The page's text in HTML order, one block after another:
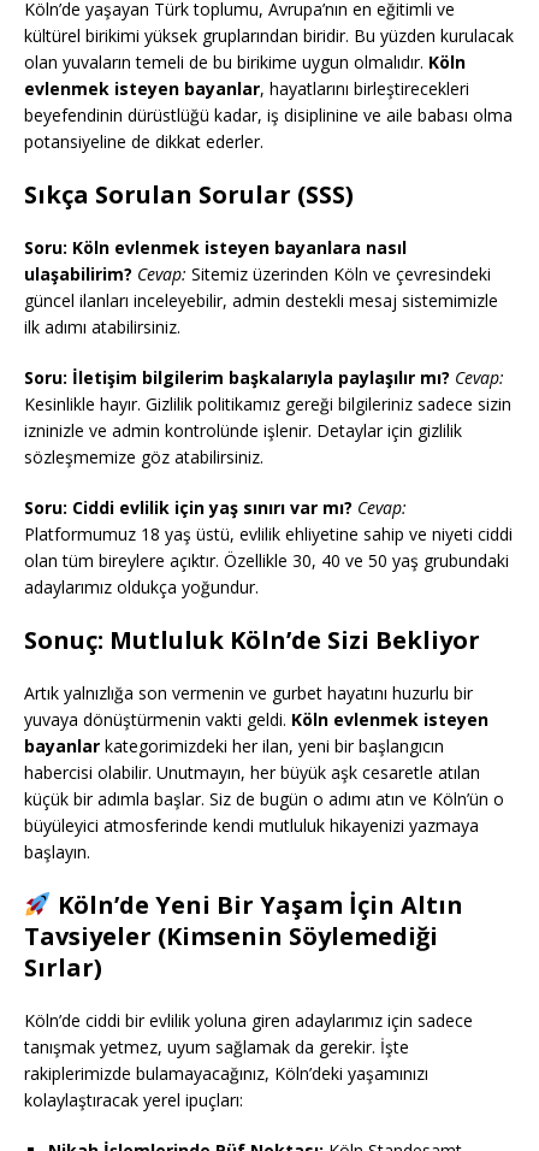
Köln’de yaşayan Türk toplumu, Avrupa’nın en eğitimli ve
kültürel birikimi yüksek gruplarından biridir. Bu yüzden kurulacak
olan yuvaların temeli de bu birikime uygun olmalıdır. Köln
evlenmek isteyen bayanlar, hayatlarını birleştirecekleri
beyefendinin dürüstlüğü kadar, iş disiplinine ve aile babası olma
potansiyeline de dikkat ederler.
Sıkça Sorulan Sorular (SSS)
Soru: Köln evlenmek isteyen bayanlara nasıl
ulaşabilirim? Cevap: Sitemiz üzerinden Köln ve çevresindeki
güncel ilanları inceleyebilir, admin destekli mesaj sistemimizle
ilk adımı atabilirsiniz.
Soru: İletişim bilgilerim başkalarıyla paylaşılır mı? Cevap:
Kesinlikle hayır. Gizlilik politikamız gereği bilgileriniz sadece sizin
izninizle ve admin kontrolünde işlenir. Detaylar için gizlilik
sözleşmemize göz atabilirsiniz.
Soru: Ciddi evlilik için yaş sınırı var mı? Cevap:
Platformumuz 18 yaş üstü, evlilik ehliyetine sahip ve niyeti ciddi
olan tüm bireylere açıktır. Özellikle 30, 40 ve 50 yaş grubundaki
adaylarımız oldukça yoğundur.
Sonuç: Mutluluk Köln’de Sizi Bekliyor
Artık yalnızlığa son vermenin ve gurbet hayatını huzurlu bir
yuvaya dönüştürmenin vakti geldi. Köln evlenmek isteyen
bayanlar kategorimizdeki her ilan, yeni bir başlangıcın
habercisi olabilir. Unutmayın, her büyük aşk cesaretle atılan
küçük bir adımla başlar. Siz de bugün o adımı atın ve Köln’ün o
büyüleyici atmosferinde kendi mutluluk hikayenizi yazmaya
başlayın.
Köln’de Yeni Bir Yaşam İçin Altın
Tavsiyeler (Kimsenin Söylemediği
Sırlar)
Köln’de ciddi bir evlilik yoluna giren adaylarımız için sadece
tanışmak yetmez, uyum sağlamak da gerekir. İşte
rakiplerimizde bulamayacağınız, Köln’deki yaşamınızı
kolaylaştıracak yerel ipuçları: